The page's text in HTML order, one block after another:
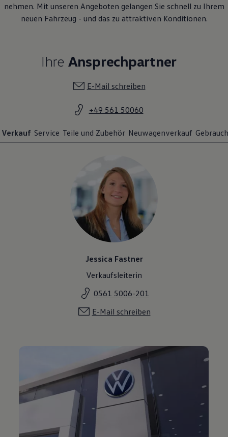
nehmen. Mit unseren Angeboten gelangen Sie schnell zu Ihrem
neuen Fahrzeug - und das zu attraktiven Konditionen.
Ihre Ansprechpartner
E-Mail schreiben
+49 561 50060
Verkauf Service Teile und Zubehör Neuwagenverkauf
Jessica Fastner
Verkaufsleiterin
0561 5006-201
E-Mail schreiben